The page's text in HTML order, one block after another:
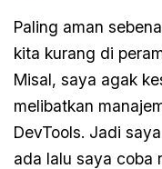
Paling aman
kita kurang di
Misal, saya agak
melibatkan
DevTools. Jadi
ada lalu saya coba